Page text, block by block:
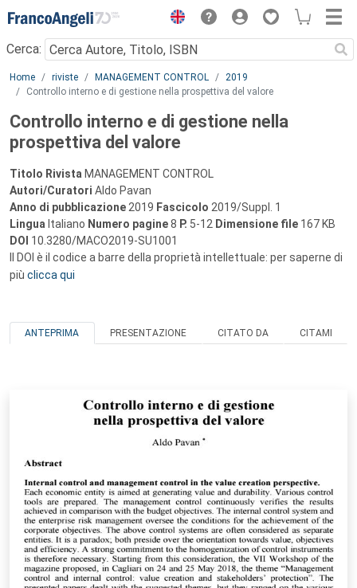
Menu
Cerca:
Main content
Home riviste MANAGEMENT CONTROL
2019
Controllo interno e di gestione nella prospettiva del valore
Controllo interno e di gestione nella
prospettiva del valore
Titolo Rivista MANAGEMENT CONTROL
Autori/Curatori Aldo Pavan
Anno di pubblicazione 2019 Fascicolo 2019/Suppl. 1
Lingua Italiano Numero pagine8 P. 5-12 Dimensione file 167 KB
DOI 10.3280/MACO2019-SU1001
Il DOI è il codice a barre della proprietà intellettuale: per saperne di
più clicca qui
ANTEPRIMA PRESENTAZIONE CITATO DA CITAMI